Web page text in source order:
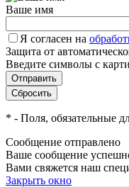
Ваше имя
Я согласен на
Защита от
Введите символы с
* - Поля, обязательные
Сообщение отправлено
Ваше сообщение
Вами свяжется наш
Закрыть окно